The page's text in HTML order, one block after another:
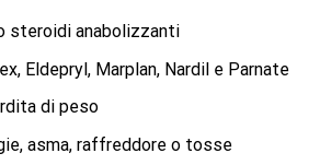
steroidi anabolizzanti
Eldepryl, Marplan, Nardil e Parnate
di peso
asma, raffreddore o tosse